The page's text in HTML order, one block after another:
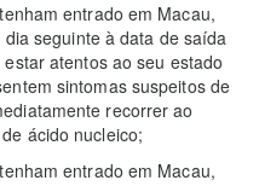
entrado em Macau,
seguinte à data de saída
atentos ao seu estado
sintomas suspeitos de
recorrer ao
ácido nucleico;
entrado em Macau,